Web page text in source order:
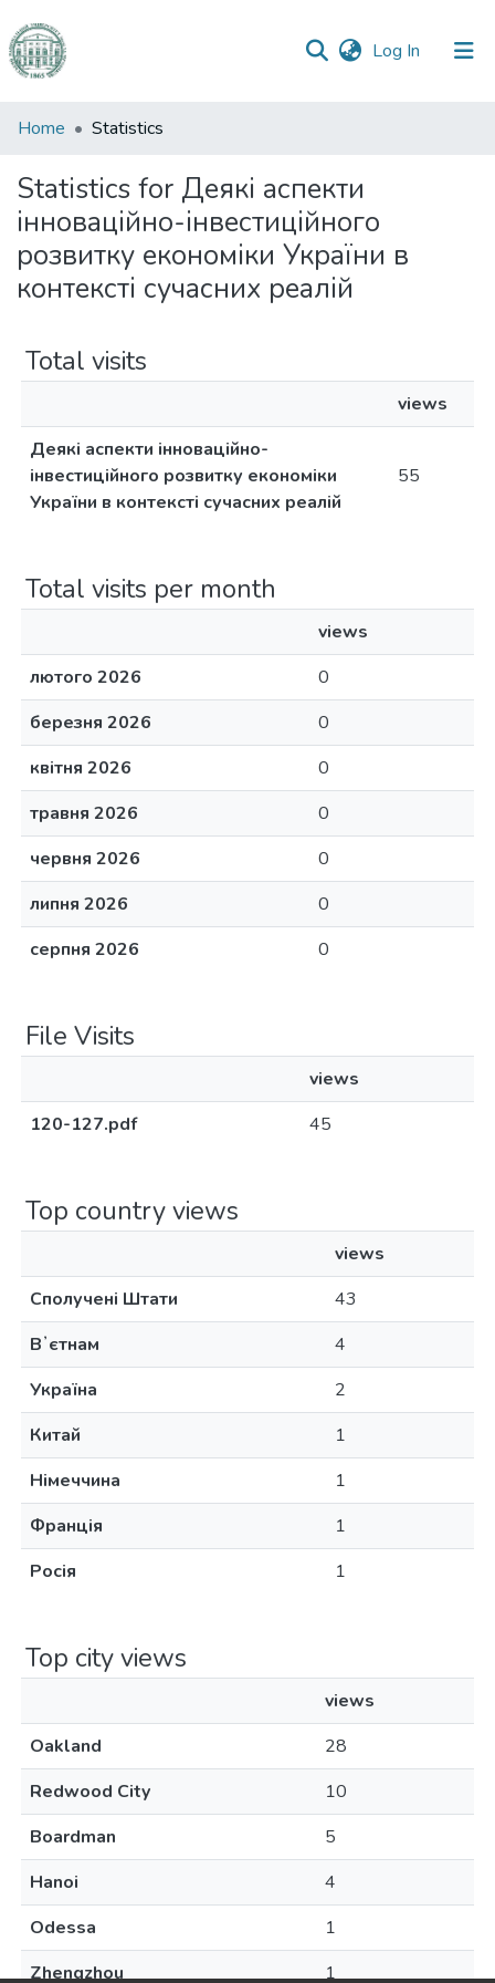
Log In (current)
Communities
Collections
All of DSpace
Home Statistics
Statistics for Деякі аспекти
інноваційно-інвестиційного
розвитку економіки України в
контексті сучасних реалій
Total visits
views
Деякі аспекти інноваційно-
інвестиційного розвитку економіки
України в контексті сучасних реалій
55
Total visits per month
views
лютого 2026
0
березня 2026
0
квітня 2026
0
травня 2026
0
червня 2026
0
липня 2026
0
серпня 2026
0
File Visits
views
120-127.pdf
45
Top country views
views
Сполучені Штати
43
Вʼєтнам
4
Україна
2
Китай
1
Німеччина
1
Франція
1
Росія
1
Top city views
views
Oakland
28
Redwood City
10
Boardman
5
Hanoi
4
Odessa
1
Zhengzhou
1